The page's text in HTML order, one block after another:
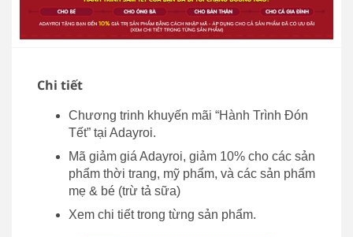
Chi tiết
Chương trinh khuyến mãi “Hành Trình Đón
Tết” tại Adayroi.
Mã giảm giá Adayroi, giảm 10% cho các sản
phẩm thời trang, mỹ phẩm, và các sản phẩm
mẹ & bé (trừ tả sữa)
Xem chi tiết trong từng sản phẩm.